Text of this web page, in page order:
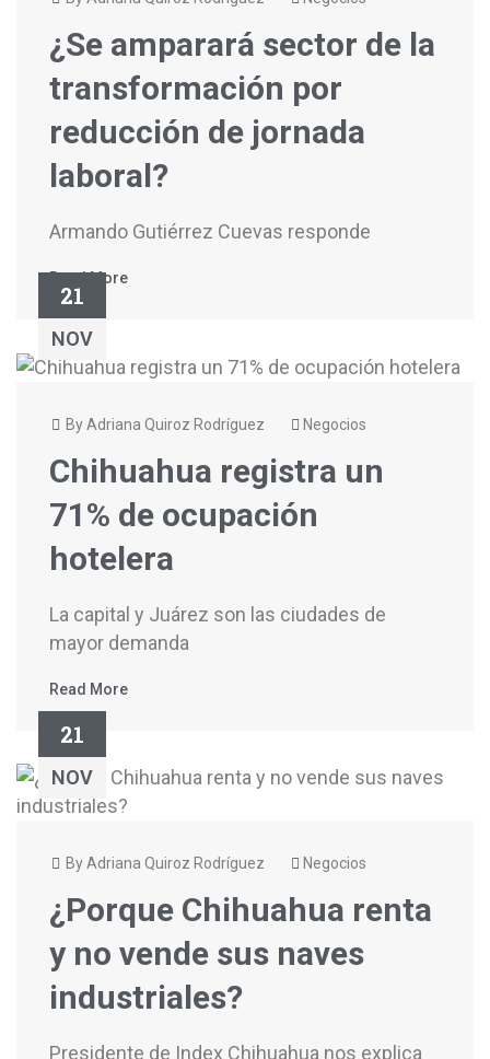
¿Se amparará sector de la
transformación por
reducción de jornada
laboral?
Armando Gutiérrez Cuevas responde
Read More
21
NOV
By Adriana Quiroz Rodríguez Negocios
Chihuahua registra un
71% de ocupación
hotelera
La capital y Juárez son las ciudades de
mayor demanda
Read More
21
NOV
By Adriana Quiroz Rodríguez Negocios
¿Porque Chihuahua renta
y no vende sus naves
industriales?
Presidente de Index Chihuahua nos explica